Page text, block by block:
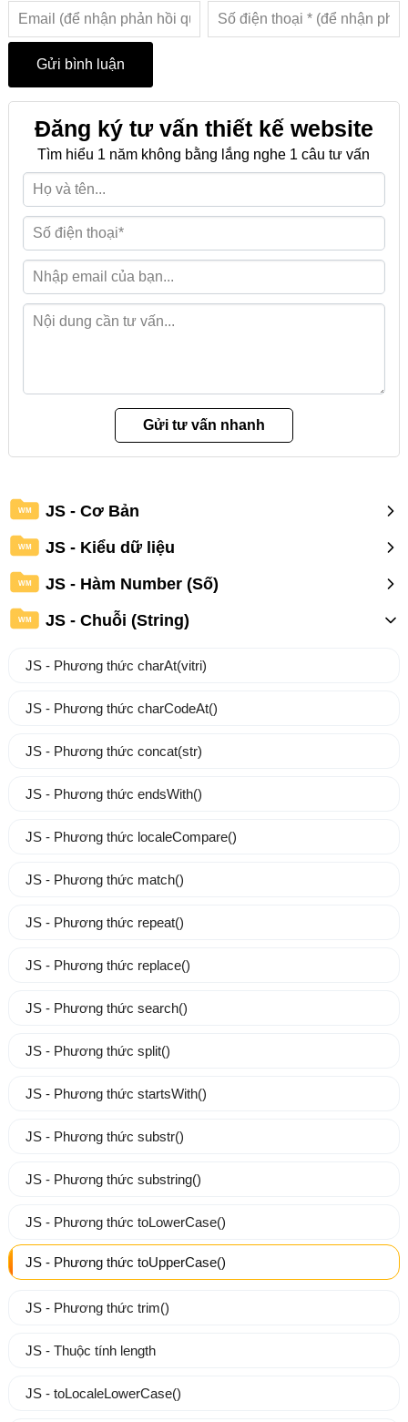
Đăng ký tư vấn thiết kế website
Tìm hiểu 1 năm không bằng lắng nghe 1 câu tư vấn
WM JS - Cơ Bản
WM JS - Kiểu dữ liệu
WM JS - Hàm Number (Số)
WM JS - Chuỗi (String)
JS - Phương thức charAt(vitri)
JS - Phương thức charCodeAt()
JS - Phương thức concat(str)
JS - Phương thức endsWith()
JS - Phương thức localeCompare()
JS - Phương thức match()
JS - Phương thức repeat()
JS - Phương thức replace()
JS - Phương thức search()
JS - Phương thức split()
JS - Phương thức startsWith()
JS - Phương thức substr()
JS - Phương thức substring()
JS - Phương thức toLowerCase()
JS - Phương thức toUpperCase()
JS - Phương thức trim()
JS - Thuộc tính length
JS - toLocaleLowerCase()